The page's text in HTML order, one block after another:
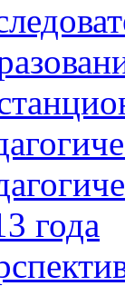
года